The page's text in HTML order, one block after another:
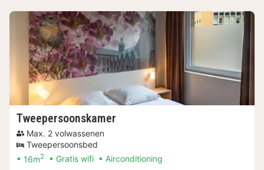
Tweepersoonskamer
Max. 2 volwassenen
Tweepersoonsbed
16m2 Gratis wifi Airconditioning